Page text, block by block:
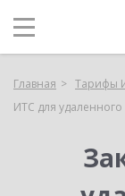
Главная Тарифы
ИТС для